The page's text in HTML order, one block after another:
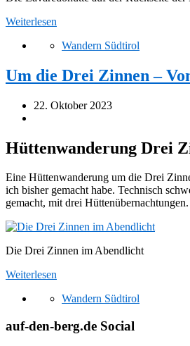
Weiterlesen
Wandern Südtirol
Um die Drei Zinnen –
22. Oktober 2023
Hüttenwanderung Drei
Eine Hüttenwanderung um die Drei
ich bisher gemacht habe. Technisch
gemacht, mit drei
Die Drei Zinnen im Abendlicht
Weiterlesen
Wandern Südtirol
auf-den-berg.de Social